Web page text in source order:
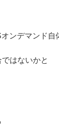
ンデマンド自
はないかと